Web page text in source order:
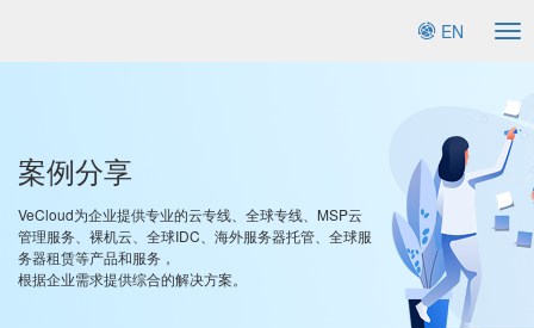
EN
案例分享
VeCloud为企业提供专业的云专线、全球专线、MSP云
管理服务、裸机云、全球IDC、海外服务器托管、全球服
务器租赁等产品和服务，
根据企业需求提供综合的解决方案。